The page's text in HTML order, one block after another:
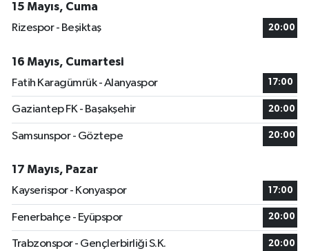
15 Mayıs, Cuma
Rizespor - Beşiktaş
20:00
16 Mayıs, Cumartesi
Fatih Karagümrük - Alanyaspor
17:00
Gaziantep FK - Başakşehir 20:00
Samsunspor - Göztepe 20:00
17 Mayıs, Pazar
Kayserispor - Konyaspor
17:00
Fenerbahçe - Eyüpspor 20:00
Trabzonspor - Gençlerbirliği S.K. 20:00